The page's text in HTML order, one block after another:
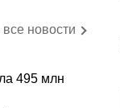
все новости
495 млн